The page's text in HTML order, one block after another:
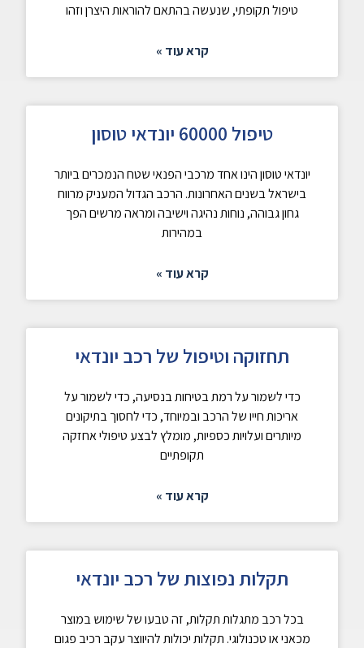
טיפול תקופתי, שנעשה בהתאם להוראות היצרן וזהו
קרא עוד »
טיפול 60000 יונדאי טוסון
יונדאי טוסון הינו אחד מרכבי הפנאי שטח הנמכרים ביותר
בישראל בשנים האחרונות. הרכב הגדול המעניק מרווח
גחון גבוהה, נוחות נהיגה וישיבה ומראה מרשים הפך
במהירות
קרא עוד »
תחזוקה וטיפול של רכב יונדאי
כדי לשמור על רמת בטיחות בנסיעה, כדי לשמור על
אריכות חייו של הרכב ובמיוחד, כדי לחסוך בתיקונים
מיותרים ועלויות כספיות, מומלץ לבצע טיפולי אחזקה
תקופתיים
קרא עוד »
תקלות נפוצות של רכב יונדאי
בכל רכב מתגלות תקלות, זה טבעו של שימוש במוצר
מכאני או טכנולוגי. תקלות יכולות להיווצר עקב רכיב פגום